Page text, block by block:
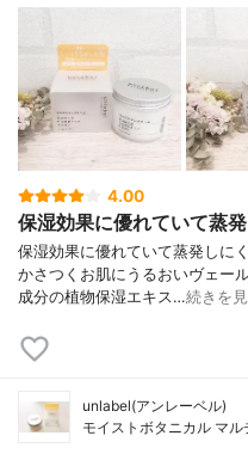
4.00
保湿効果に優れていて蒸
保湿効果に優れていて蒸発しに
かさつくお肌にうるおいヴェー
成分の植物保湿エキス…続きを
unlabel(アンレーベル)
モイストボタニカル マ